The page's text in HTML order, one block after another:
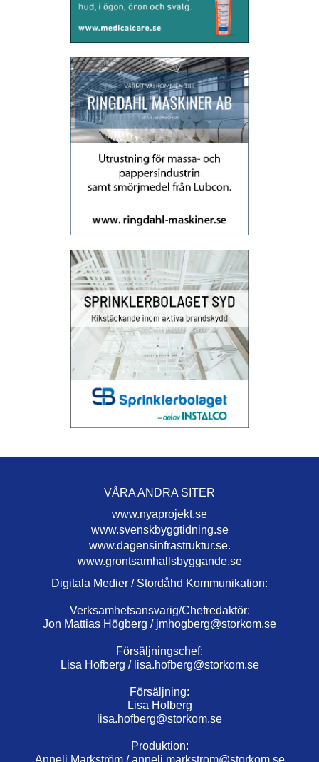
VÅRA ANDRA SITER
www.nyaprojekt.se
www.svenskbyggtidning.se
www.dagensinfrastruktur.se.
www.grontsamhallsbyggande.se
Digitala Medier / Stordåhd Kommunikation:
Verksamhetsansvarig/Chefredaktör:
Jon Mattias Högberg / jmhogberg@storkom.se
Försäljningschef:
Lisa Hofberg / lisa.hofberg@storkom.se
Försäljning:
Lisa Hofberg
lisa.hofberg@storkom.se
Produktion:
Anneli Markström /anneli.markstrom@storkom.se